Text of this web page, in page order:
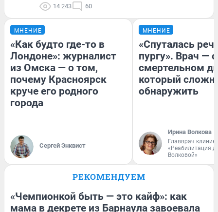
14 243 60
МНЕНИЕ
«Как будто где-то в
Лондоне»: журналист
из Омска — о том,
почему Красноярск
круче его родного
города
Сергей Энквист
МНЕНИЕ
«Спуталась
пургу». Врач — о
смертельном
который
обнаружить
Ирина Волкова
Главврач
«Реабилитация
Волковой»
РЕКОМЕНДУЕМ
«Чемпионкой быть — это кайф»: как
мама в декрете из Барнаула завоевала